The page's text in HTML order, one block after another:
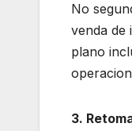
No
venda de
plano
3.